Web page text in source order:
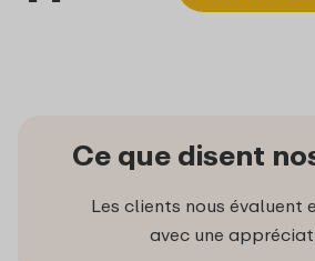
Ce que disent
Les clients nous évaluent
avec une